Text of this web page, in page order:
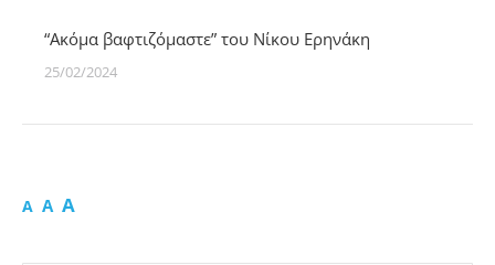
“Ακόμα βαφτιζόμαστε” του Νίκου Ερηνάκη
25/02/2024
A A A